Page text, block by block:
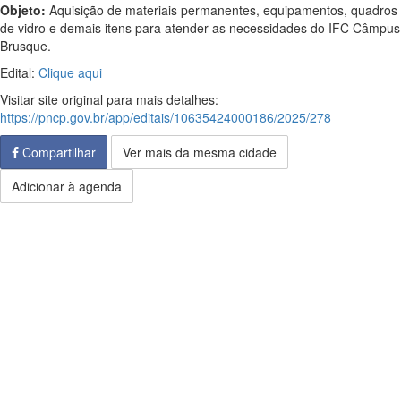
Objeto: Aquisição de materiais permanentes, equipamentos, quadros
de vidro e demais itens para atender as necessidades do IFC Câmpus
Brusque.
Edital: Clique aqui
Visitar site original para mais detalhes:
https://pncp.gov.br/app/editais/10635424000186/2025/278
Compartilhar
Ver mais da mesma cidade
Adicionar à agenda